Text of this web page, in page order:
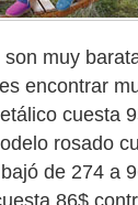
muy
encontrar
cuesta
rosado
de 274 a
86$